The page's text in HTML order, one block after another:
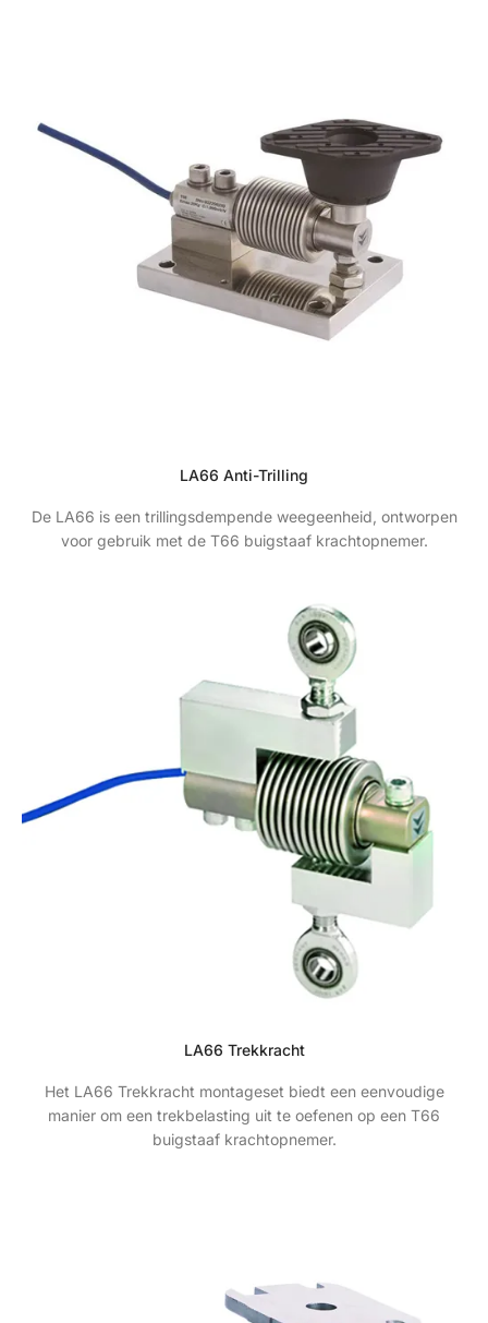
LA66 Anti-Trilling
De LA66 is een trillingsdempende weegeenheid, ontworpen
voor gebruik met de T66 buigstaaf krachtopnemer.
LA66 Trekkracht
Het LA66 Trekkracht montageset biedt een eenvoudige
manier om een ​​trekbelasting uit te oefenen op een T66
buigstaaf krachtopnemer.